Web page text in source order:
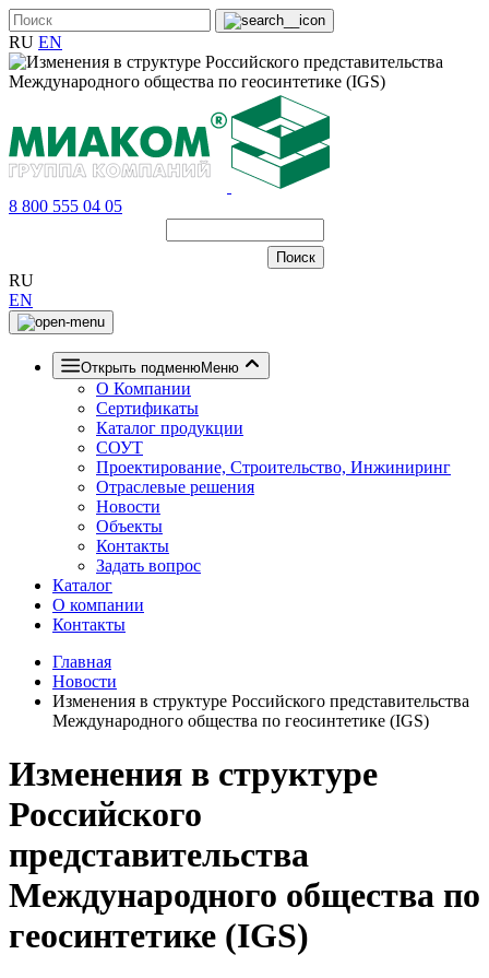
RU EN
8 800 555 04 05
RU
EN
Открыть подменюМеню
О Компании
Сертификаты
Каталог продукции
СОУТ
Проектирование, Строительство, Инжиниринг
Отраслевые решения
Новости
Объекты
Контакты
Задать вопрос
Каталог
О компании
Контакты
Главная
Новости
Изменения в структуре Российского представительства
Международного общества по геосинтетике (IGS)
Изменения в структуре
Российского
представительства
Международного общества по
геосинтетике (IGS)